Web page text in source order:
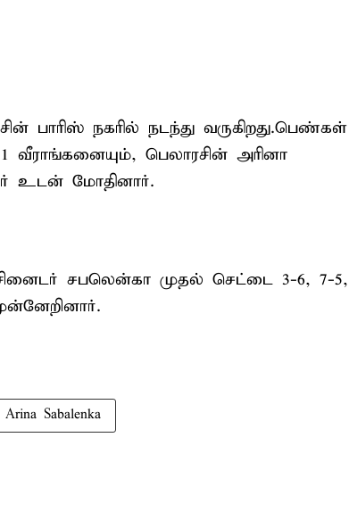
பாரிஸ் நகரில் நடந்து வருகிறது.பெண்கள்
1 வீராங்கனையும், பெலாரசின் அரினா
உடன் மோதினார்.
சபலென்கா முதல் செட்டை 3-6, 7-5,
Arina Sabalenka